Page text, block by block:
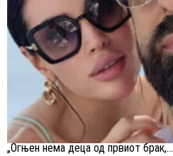
„Огњен нема деца од првиот брак,...